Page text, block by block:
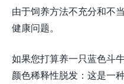
由于饲养方法不充分和不
健康问题。
如果您打算养一只蓝色斗
颜色稀释性脱发：这是一